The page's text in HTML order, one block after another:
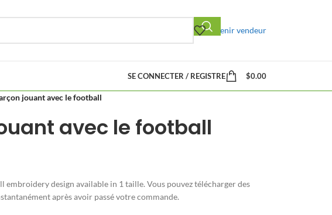
Devenir vendeur
SE CONNECTER / REGISTRE $0.00
jouant avec le football
avec le football
embroidery design available in 1 taille. Vous pouvez télécharger des
après avoir passé votre commande.